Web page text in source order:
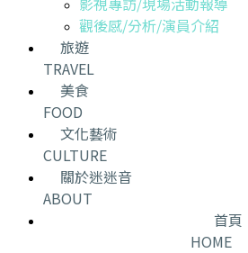
觀後感/分析/演員介紹
旅遊
TRAVEL
美食
FOOD
文化藝術
CULTURE
關於迷迷音
ABOUT
首頁
HOME